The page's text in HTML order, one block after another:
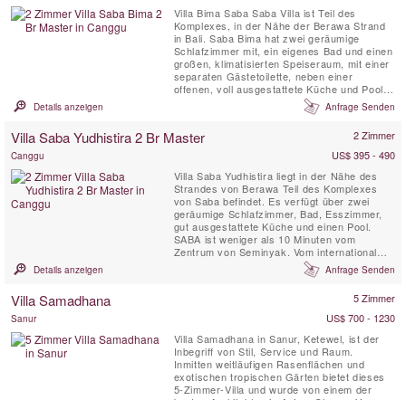
Villa Bima Saba Saba Villa ist Teil des
Komplexes, in der Nähe der Berawa Strand
in Bali. Saba Bima hat zwei geräumige
Schlafzimmer mit, ein eigenes Bad und einen
großen, klimatisierten Speiseraum, mit einer
separaten Gästetoilette, neben einer
offenen, voll ausgestattete Küche und Pool.
Verbunden mit dem Esszimmer durch einen
überdachten Gang. SABA ist weniger als 10
international renommierten Architekten, Ross
Details anzeigen Anfrage Senden
Villa Saba Yudhistira 2 Br Master 2 Zimmer
Canggu
US$ 395 - 490
Villa Saba Yudhistira liegt in der Nähe des
Strandes von Berawa Teil des Komplexes
von Saba befindet. Es verfügt über zwei
geräumige Schlafzimmer, Bad, Esszimmer,
gut ausgestattete Küche und einen Pool.
SABA ist weniger als 10 Minuten vom
Zentrum von Seminyak. Vom international
renommierten Architekten, Ross Franklin
Details anzeigen Anfrage Senden
Villa Samadhana 5 Zimmer
Sanur
US$ 700 - 1230
Villa Samadhana in Sanur, Ketewel, ist der
Inbegriff von Stil, Service und Raum.
Inmitten weitläufigen Rasenflächen und
exotischen tropischen Gärten bietet dieses
5-Zimmer-Villa und wurde von einem der